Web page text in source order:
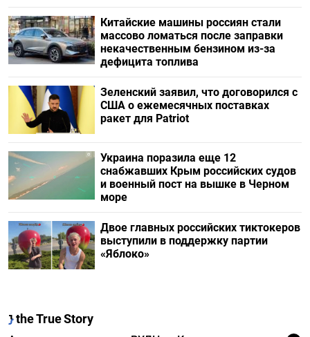
Китайские машины россиян стали
массово ломаться после заправки
некачественным бензином из-за
дефицита топлива
Зеленский заявил, что договорился с
США о ежемесячных поставках
ракет для Patriot
Украина поразила еще 12
снабжавших Крым российских судов
и военный пост на вышке в Черном
море
Двое главных российских тиктокеров
выступили в поддержку партии
«Яблоко»